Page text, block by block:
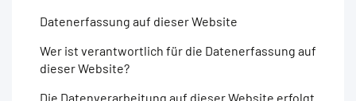
Datenerfassung auf dieser Website
Wer ist verantwortlich für die Datenerfassung auf
dieser Website?
Die Datenverarbeitung auf dieser Website erfolgt